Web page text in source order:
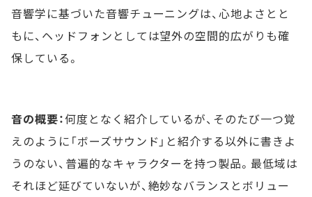
音響学に基づいた音響チューニングは、心地よさとと
もに、ヘッドフォンとしては望外の空間的広がりも確
保している。
音の概要：何度となく紹介しているが、そのたび一つ覚
えのように「ボーズサウンド」と紹介する以外に書きよ
うのない、普遍的なキャラクターを持つ製品。最低域は
それほど延びていないが、絶妙なバランスとボリュー